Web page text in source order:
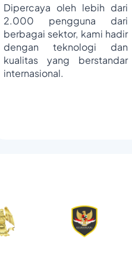
Dipercaya oleh lebih dari
2.000 pengguna dari
berbagai sektor, kami hadir
dengan teknologi dan
kualitas yang berstandar
internasional.